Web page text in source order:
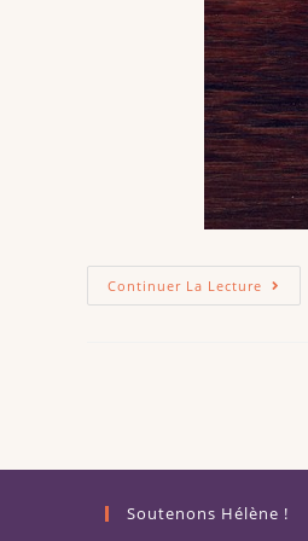
Continuer La Lecture
Soutenons Hélène !